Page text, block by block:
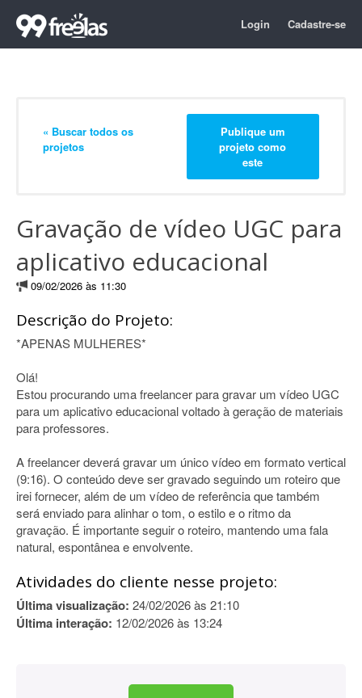
Login Cadastre-se
« Buscar todos os
projetos
Publique um
projeto como
este
Gravação de vídeo UGC para
aplicativo educacional
09/02/2026 às 11:30
Descrição do Projeto:
*APENAS MULHERES*
Olá!
Estou procurando uma freelancer para gravar um vídeo UGC
para um aplicativo educacional voltado à geração de materiais
para professores.
A freelancer deverá gravar um único vídeo em formato vertical
(9:16). O conteúdo deve ser gravado seguindo um roteiro que
irei fornecer, além de um vídeo de referência que também
será enviado para alinhar o tom, o estilo e o ritmo da
gravação. É importante seguir o roteiro, mantendo uma fala
natural, espontânea e envolvente.
Atividades do cliente nesse projeto:
Última visualização: 24/02/2026 às 21:10
Última interação: 12/02/2026 às 13:24